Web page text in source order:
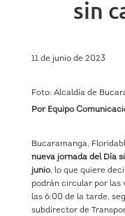
sin
11 de junio de 2023
Foto: Alcaldía de
Por Equipo
Bucaramanga,
nueva jornada del Día
junio, lo que quiere
podrán circular por las
las 6:00 de la tarde,
subdirector de